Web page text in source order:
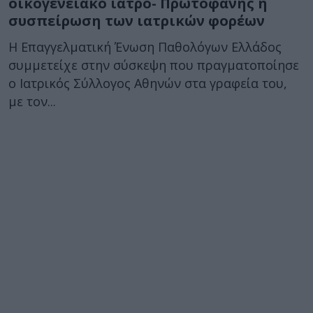
συσπείρωση των ιατρικών φορέων
Η Επαγγελματική Ένωση Παθολόγων Ελλάδος
συμμετείχε στην σύσκεψη που πραγματοποίησε
ο Ιατρικός Σύλλογος Αθηνών στα γραφεία του,
με τον...